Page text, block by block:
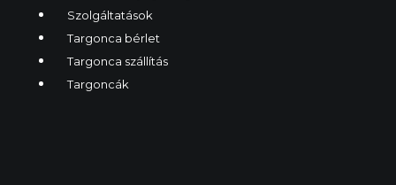
Szolgáltatások
Targonca bérlet
Targonca szállítás
Targoncák